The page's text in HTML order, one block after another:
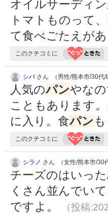
オイルサーディ
トマトものって
て食べごたえが
このクチコミに
シバさん （男性/熊本市/30代/
人気のパンやな
こともあります
に入り。食パン
このクチコミに
シラノ さん （女性/熊本市/30
チーズのはいった
くさん並んでい
ですよ。
（投稿